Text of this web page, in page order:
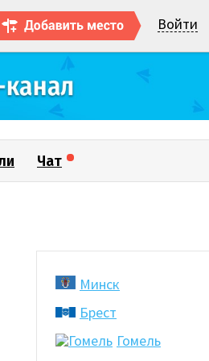
Войти
Чат
Минск
Брест
Гомель